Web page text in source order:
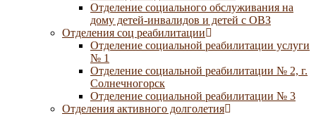
Отделение социального обслуживания на
дому детей-инвалидов и детей с ОВЗ
Отделения соц реабилитации
Отделение социальной реабилитации услуги
№ 1
Отделение социальной реабилитации № 2, г.
Солнечногорск
Отделение социальной реабилитации № 3
Отделения активного долголетия